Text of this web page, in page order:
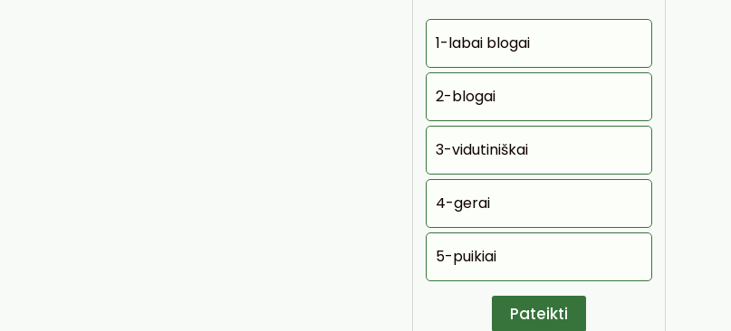
1-labai blogai
2-blogai
3-vidutiniškai
4-gerai
5-puikiai